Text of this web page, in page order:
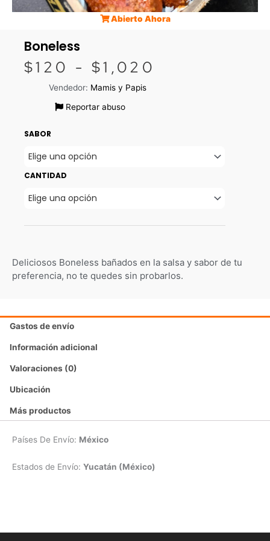
Abierto Ahora
Boneless
$120 - $1,020
$1,020
Vendedor: Mamis y Papis
Reportar abuso
SABOR
CANTIDAD
Deliciosos Boneless bañados en la salsa y sabor de tu
preferencia, no te quedes sin probarlos.
Gastos de envío
Información adicional
Valoraciones (0)
Ubicación
Más productos
Países De Envío: México
Estados de Envío: Yucatán (México)